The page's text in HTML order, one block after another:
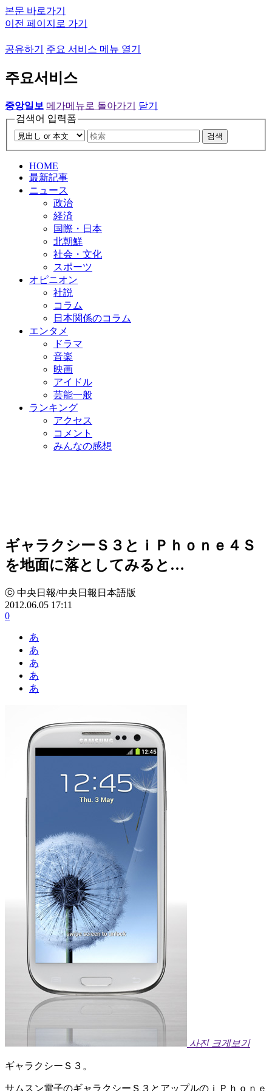
본문 바로가기
이전 페이지로 가기
공유하기 주요 서비스 메뉴 열기
주요서비스
중앙일보 메가메뉴로 돌아가기
닫기
검색어 입력폼
검색
HOME
最新記事
ニュース
政治
経済
国際・日本
北朝鮮
社会・文化
スポーツ
オピニオン
社説
コラム
日本関係のコラム
エンタメ
ドラマ
音楽
映画
アイドル
芸能一般
ランキング
アクセス
コメント
みんなの感想
ギャラクシーＳ３とｉＰｈｏｎｅ４Ｓ
を地面に落としてみると…
ⓒ 中央日報/中央日報日本語版
2012.06.05 17:11
0
あ
あ
あ
あ
あ
사진 크게보기
ギャラクシーＳ３。
サムスン電子のギャラクシーＳ３とアップルのｉＰｈｏｎｅ